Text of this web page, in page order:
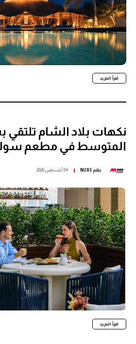
اقرأ المزيد
نكهات بلاد الشام تلتقي
المتوسط في مطعم
بقلم M283 04 أغسطس 2026
اقرأ المزيد